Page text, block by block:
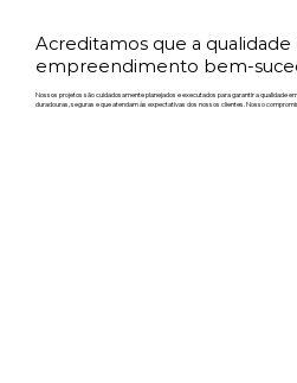
Acreditamos que a
empreendimento bem-
Nossos projetos são cuidadosamente planejados e executados para garantir a qualidade
duradouras, seguras e que atendam às expectativas dos nossos clientes. Nosso